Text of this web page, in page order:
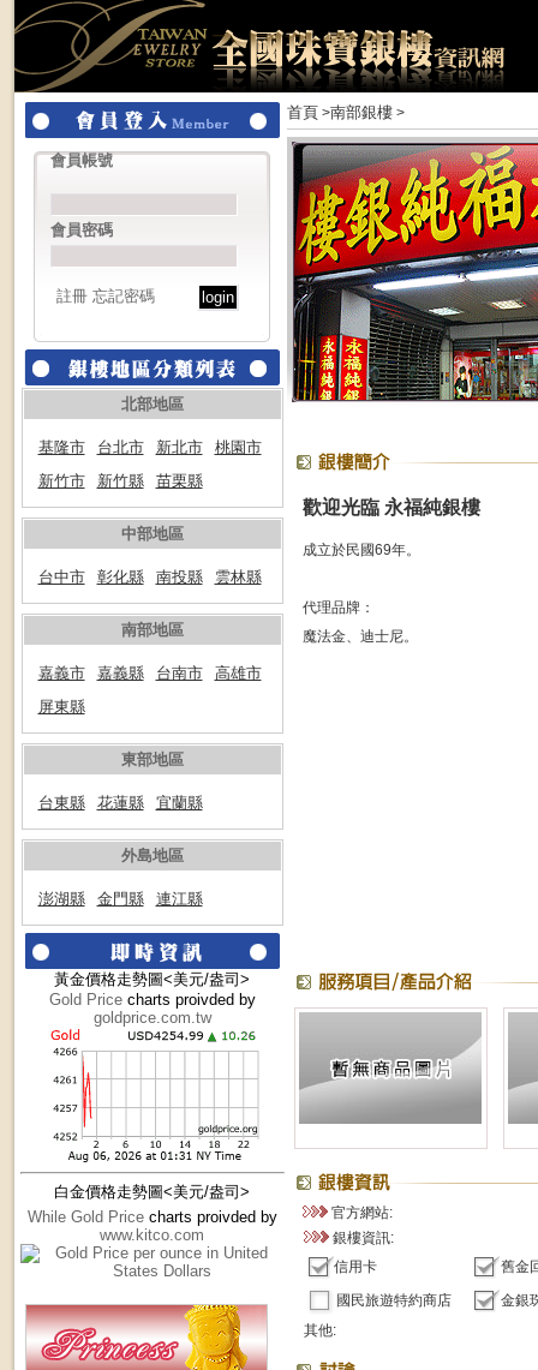
會員帳號
會員密碼
註冊 忘記密碼
北部地區
基隆市 台北市 新北市
桃園市
新竹市
新竹縣 苗栗縣
中部地區
台中市 彰化縣 南投縣 雲林縣
南部地區
嘉義市 嘉義縣 台南市
高雄市
屏東縣
東部地區
台東縣 花蓮縣 宜蘭縣
外島地區
澎湖縣 金門縣 連江縣
黃金價格走勢圖<美元/盎司>
Gold Pricecharts proivded by
goldprice.com.tw
白金價格走勢圖<美元/盎司>
While Gold Pricecharts proivded by
www.kitco.com
首頁 >南部銀樓>
歡迎光臨 永福純銀樓
成立於民國69年。
代理品牌：
魔法金、迪士尼。
官方網站:
銀樓資訊:
信用卡
舊金
國民旅遊特約商店
金銀
其他: